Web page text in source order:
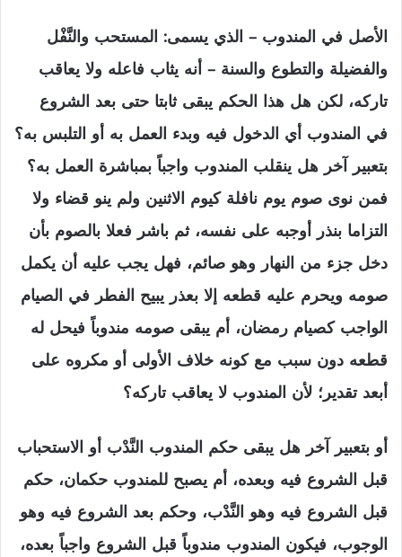
الأصل في المندوب – الذي يسمى: المستحب والنَّفْل
والفضيلة والتطوع والسنة – أنه يثاب فاعله ولا يعاقب
تاركه، لكن هل هذا الحكم يبقى ثابتا حتى بعد الشروع
في المندوب أي الدخول فيه وبدء العمل به أو التلبس به؟
بتعبير آخر هل ينقلب المندوب واجباً بمباشرة العمل به؟
فمن نوى صوم يوم نافلة كيوم الاثنين ولم ينو قضاء ولا
التزاما بنذر أوجبه على نفسه، ثم باشر فعلا بالصوم بأن
دخل جزء من النهار وهو صائم، فهل يجب عليه أن يكمل
صومه ويحرم عليه قطعه إلا بعذر يبيح الفطر في الصيام
الواجب كصيام رمضان، أم يبقى صومه مندوباً فيحل له
قطعه دون سبب مع كونه خلاف الأولى أو مكروه على
أبعد تقدير؛ لأن المندوب لا يعاقب تاركه؟
أو بتعبير آخر هل يبقى حكم المندوب النَّدْب أو الاستحباب
قبل الشروع فيه وبعده، أم يصبح للمندوب حكمان، حكم
قبل الشروع فيه وهو النَّدْب، وحكم بعد الشروع فيه وهو
الوجوب، فيكون المندوب مندوباً قبل الشروع واجباً بعده،